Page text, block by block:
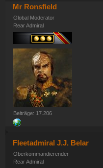
Mr Ronsfield
Global Moderator
Rear Admiral
Beiträge: 17.206
Fleetadmiral J.J. Belar
Oberkommandierender
Rear Admiral